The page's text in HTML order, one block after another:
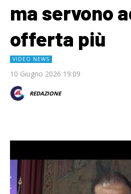
ma servono
offerta più
VIDEO NEWS
10 Giugno 2026 19:09
REDAZIONE